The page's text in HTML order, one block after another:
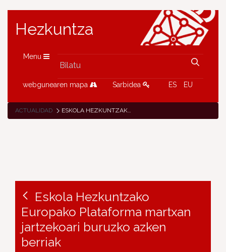
Hezkuntza
Menu
webgunearen mapa Sarbidea ES EU
ACTUALIDAD ESKOLA HEZKUNTZAKO EUROPAKO PLATAFORMA MARTXAN JARTZEKOARI BURUZKO AZKEN BERRIAK
Eskola Hezkuntzako
Europako Plataforma martxan
jartzekoari buruzko azken
berriak